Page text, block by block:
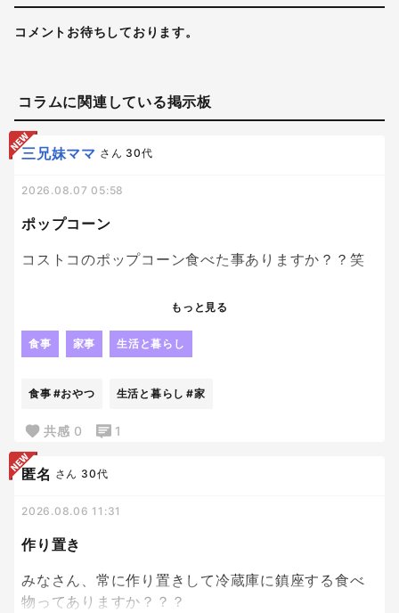
コメントお待ちしております。
コラムに関連している掲示板
ポップコーン
三兄妹ママ さん 30代
2026.08.07 05:58
コストコのポップコーン食べた事ありますか？？笑
我が家は、コストコのポップコーンが大好きすぎて
ます。笑
ほんとーーにおいしくて、一度つくったらもう止ま
目の前にあったら、次から次へと口に運んでしま
う。笑
もっと見る
食事 家事 生活と暮らし
食事 #おやつ 生活と暮らし #家
共感 0 1
作り置き
匿名 さん 30代
2026.08.06 11:31
みなさん、常に作り置きして冷蔵庫に鎮座する食べ
物ってありますか？？？